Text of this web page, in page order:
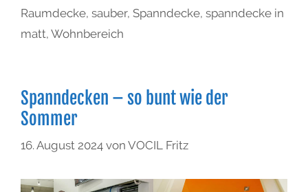
Raumdecke, sauber, Spanndecke, spanndecke in
matt, Wohnbereich
Spanndecken – so bunt wie der
Sommer
16. August 2024 von VOCIL Fritz